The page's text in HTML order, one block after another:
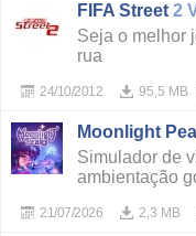
FIFA Street 2
Seja o melhor
rua
95,5 MB
24/10/2012
Moonlight
Simulador de
ambientação
2,3 MB
21/07/2026